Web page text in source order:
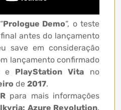
Prologue Demo“, o teste
antes do lançamento
save em consideração
lançamento confirmado
PlayStation Vita no
de 2017.
para mais informações
Azure Revolution.